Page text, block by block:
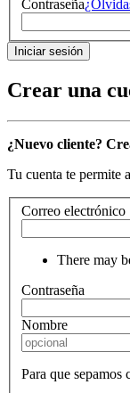
Contraseña
Crear una
¿Nuevo cliente?
Tu cuenta te permite
Correo electrónico
There may
Contraseña
Nombre
Para que